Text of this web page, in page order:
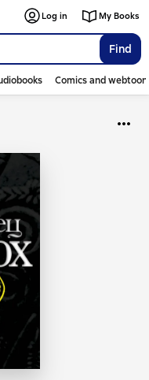
Find
Log in My Books
Comics and